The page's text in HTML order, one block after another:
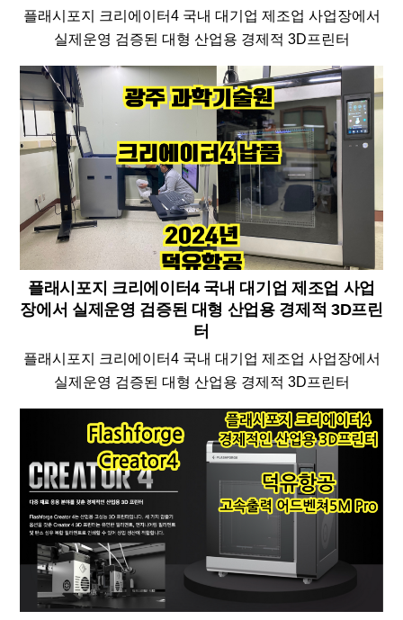
플래시포지 크리에이터4 국내 대기업 제조업 사업장에서
실제운영 검증된 대형 산업용 경제적 3D프린터
플래시포지 크리에이터4 국내 대기업 제조업 사업
장에서 실제운영 검증된 대형 산업용 경제적 3D프린
터
플래시포지 크리에이터4 국내 대기업 제조업 사업장에서
실제운영 검증된 대형 산업용 경제적 3D프린터